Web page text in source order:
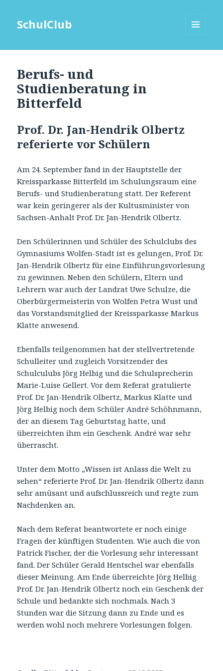
SchulClub
Berufs- und
Studienberatung in
Bitterfeld
Prof. Dr. Jan-Hendrik Olbertz
referierte vor Schülern
Am 24. September fand in der Hauptstelle der
Kreissparkasse Bitterfeld im Schulungsraum eine
Berufs- und Studienberatung statt. Der Referent
war kein geringerer als der Kultusminister von
Sachsen-Anhalt Prof. Dr. Jan-Hendrik Olbertz.
Den Schülerinnen und Schüler des Schulclubs des
Gymnasiums Wolfen-Stadt ist es gelungen, Prof. Dr.
Jan-Hendrik Olbertz für eine Einführungsvorlesung
zu gewinnen. Neben den Schülern, Eltern und
Lehrern war auch der Landrat Uwe Schulze, die
Oberbürgermeisterin von Wolfen Petra Wust und
das Vorstandsmitglied der Kreissparkasse Markus
Klatte anwesend.
Ebenfalls teilgenommen hat der stellvertretende
Schulleiter und zugleich Vorsitzender des
Schulculubs Jörg Helbig und die Schulsprecherin
Marie-Luise Gellert. Vor dem Referat gratulierte
Prof. Dr. Jan-Hendrik Olbertz, Markus Klatte und
Jörg Helbig noch dem Schüler André Schöhnmann,
der an diesem Tag Geburtstag hatte, und
überreichten ihm ein Geschenk. André war sehr
überrascht.
Unter dem Motto „Wissen ist Anlass die Welt zu
sehen“ referierte Prof. Dr. Jan-Hendrik Olbertz dann
sehr amüsant und aufschlussreich und regte zum
Nachdenken an.
Nach dem Referat beantwortete er noch einige
Fragen der künftigen Studenten. Wie auch die von
Patrick Fischer, der die Vorlesung sehr interessant
fand. Der Schüler Gerald Hentschel war ebenfalls
dieser Meinung. Am Ende überreichte Jörg Helbig
Prof. Dr. Jan-Hendrik Olbertz noch ein Geschenk der
Schule und bedankte sich nochmals. Nach 3
Stunden war die Sitzung dann zu Ende und es
werden wohl noch mehrere Vorlesungen folgen.